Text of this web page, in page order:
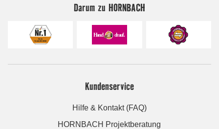
Darum zu HORNBACH
Kundenservice
Hilfe & Kontakt (FAQ)
HORNBACH Projektberatung